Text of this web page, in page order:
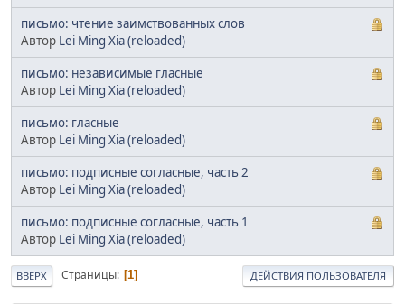
письмо: чтение заимствованных слов
Автор Lei Ming Xia (reloaded)
письмо: независимые гласные
Автор Lei Ming Xia (reloaded)
письмо: гласные
Автор Lei Ming Xia (reloaded)
письмо: подписные согласные, часть 2
Автор Lei Ming Xia (reloaded)
письмо: подписные согласные, часть 1
Автор Lei Ming Xia (reloaded)
ВВЕРХ Страницы 1 ДЕЙСТВИЯ ПОЛЬЗОВАТЕЛЯ